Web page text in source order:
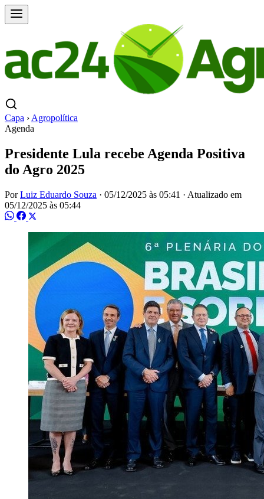
Capa › Agropolítica
Agenda
Presidente Lula recebe Agenda Positiva
do Agro 2025
PorLuiz Eduardo Souza · 05/12/2025 às 05:41 · Atualizado em
05/12/2025 às 05:44